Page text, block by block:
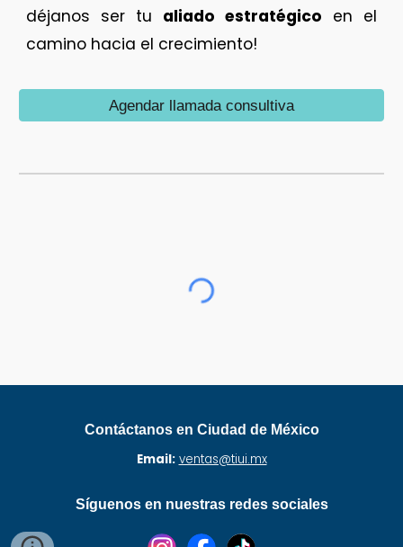
déjanos ser tu aliado estratégico en el
camino hacia el crecimiento!
Agendar llamada consultiva
Contáctanos en Ciudad de México
Email: ventas@tiui.mx
Síguenos en nuestras redes sociales